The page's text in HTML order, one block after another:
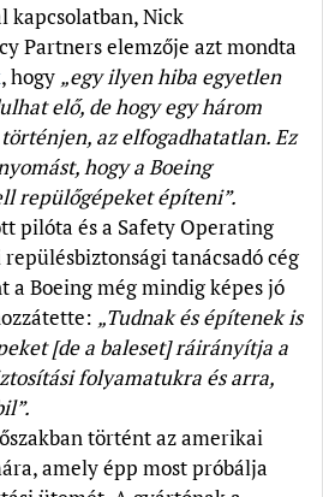
kapcsolatban, Nick
Partners elemzője azt mondta
, hogy „egy ilyen hiba egyetlen
elő, de hogy egy három
az elfogadhatatlan. Ez
hogy a Boeing
repülőgépeket építeni”.
pilóta és a Safety Operating
tanácsadó cég
a Boeing még mindig képes jó
„Tudnak és építenek is
[de a baleset] ráirányítja a
folyamatukra és arra,
történt az amerikai
amely épp most próbálja